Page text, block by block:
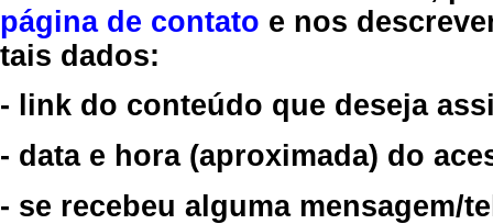
página de contato e nos
tais dados:
- link do conteúdo que deseja
- data e hora (aproximada) do
- se recebeu alguma mensagem/